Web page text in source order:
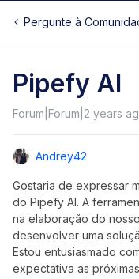
Pergunte à
Pipefy AI
Forum|Forum|2 years
Andrey42
Gostaria de expressar
do Pipefy AI. A
na elaboração do
desenvolver uma
Estou entusiasmado
expectativa as